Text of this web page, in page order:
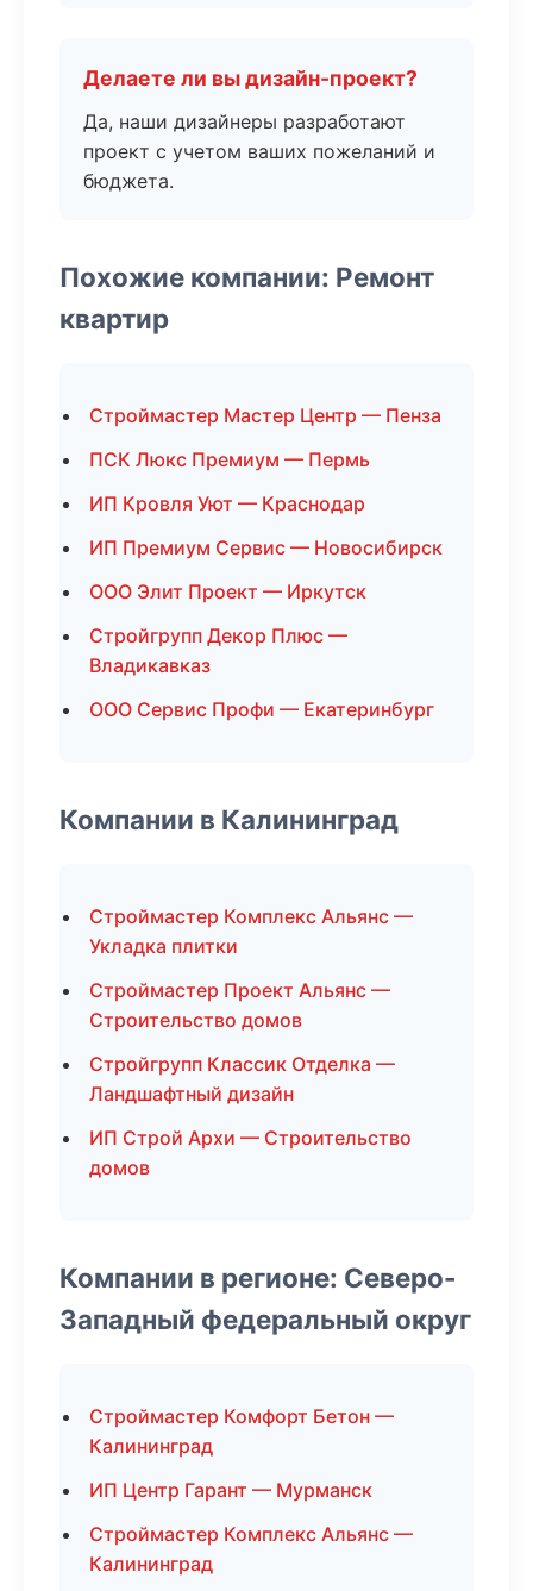
Делаете ли вы дизайн-проект?
Да, наши дизайнеры разработают
проект с учетом ваших пожеланий и
бюджета.
Похожие компании: Ремонт
квартир
Строймастер Мастер Центр — Пенза
ПСК Люкс Премиум — Пермь
ИП Кровля Уют — Краснодар
ИП Премиум Сервис — Новосибирск
ООО Элит Проект — Иркутск
Стройгрупп Декор Плюс —
Владикавказ
ООО Сервис Профи — Екатеринбург
Компании в Калининград
Строймастер Комплекс Альянс —
Укладка плитки
Строймастер Проект Альянс —
Строительство домов
Стройгрупп Классик Отделка —
Ландшафтный дизайн
ИП Строй Архи — Строительство
домов
Компании в регионе: Северо-
Западный федеральный округ
Строймастер Комфорт Бетон —
Калининград
ИП Центр Гарант — Мурманск
Строймастер Комплекс Альянс —
Калининград